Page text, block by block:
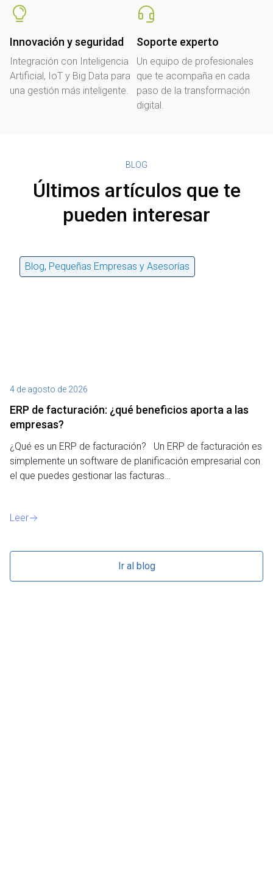
Innovación y seguridad
Integración con Inteligencia
Artificial, IoT y Big Data para
una gestión más inteligente.
Soporte experto
Un equipo de profesionales
que te acompaña en cada
paso de la transformación
digital.
BLOG
Últimos artículos que te
pueden interesar
Blog, Pequeñas Empresas y Asesorías
4 de agosto de 2026
ERP de facturación​: ¿qué beneficios aporta a las
empresas?
¿Qué es un ERP de facturación? Un ERP de facturación es
simplemente un software de planificación empresarial con
el que puedes gestionar las facturas…
Leer
Ir al blog